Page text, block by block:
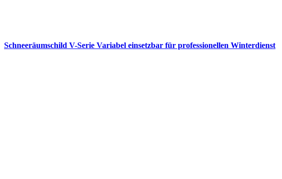
Schneeräumschild V-Serie Variabel einsetzbar für professionellen Winterdienst